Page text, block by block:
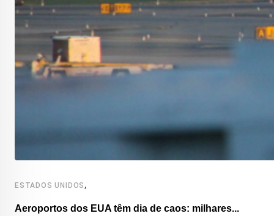
ESTADOS UNIDOS ,
Aeroportos dos EUA têm dia de caos: milhares...